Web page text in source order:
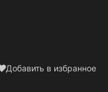
Добавить в избранное